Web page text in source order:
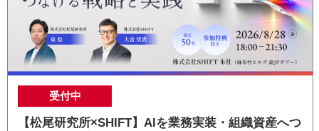
受付中
【松尾研究所×SHIFT】AIを業務実装・組織資産へつ